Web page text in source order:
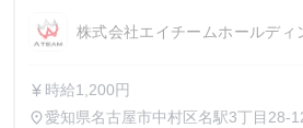
株式会社エイチームホールディ
currency_yen 時給1,200円
place愛知県名古屋市中村区名駅3丁目28-